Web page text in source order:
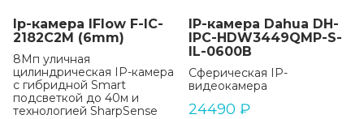
Ip-камера IFlow F-IC-
2182C2M (6mm)
8Мп уличная
цилиндрическая IP-камера
с гибридной Smart
подсветкой до 40м и
технологией SharpSense
IP-камера Dahua DH-
IPC-HDW3449QMP-S-
IL-0600B
Сферическая IP-
видеокамера
24490 ₽